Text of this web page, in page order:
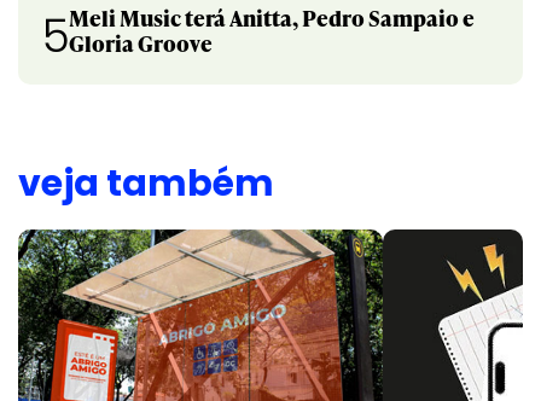
5Meli Music terá Anitta, Pedro Sampaio e
Gloria Groove
veja também